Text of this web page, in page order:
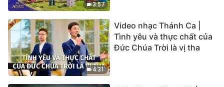
3:57
4:31
Video nhạc Thánh Ca |
Tình yêu và thực chất của
Đức Chúa Trời là vị tha